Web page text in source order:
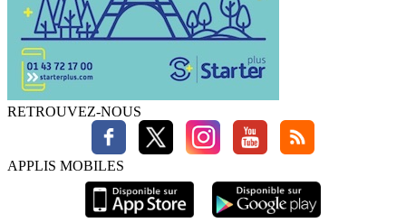
RETROUVEZ-NOUS
APPLIS MOBILES